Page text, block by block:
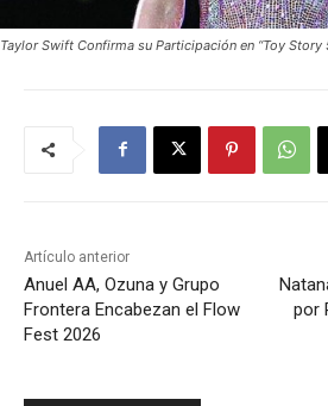
Taylor Swift Confirma su Participación en “Toy Story
Artículo anterior
Anuel AA, Ozuna y Grupo
Frontera Encabezan el Flow
Fest 2026
por